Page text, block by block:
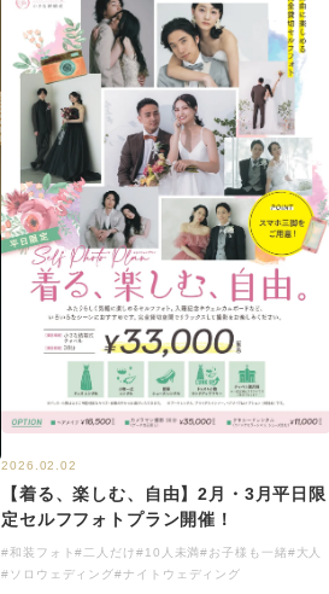
2026.02.02
【着る、楽しむ、自由】2月・3月平日限
定セルフフォトプラン開催！
#和装フォト#二人だけ#10人未満#お子様も一緒#大人
#ソロウェディング#ナイトウェディング